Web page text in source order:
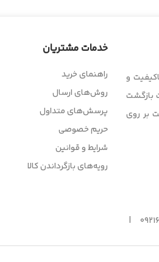
و
بازگشت
بر روی
خدمات مشتریان
راهنمای خرید
روش‌های ارسال
پرسش‌های متداول
حریم خصوصی
شرایط و قوانین
رویه‌های بازگرداندن کالا